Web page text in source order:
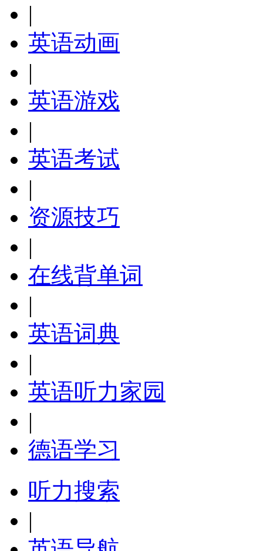
|
英语动画
|
英语游戏
|
英语考试
|
资源技巧
|
在线背单词
|
英语词典
|
英语听力家园
|
德语学习
听力搜索
|